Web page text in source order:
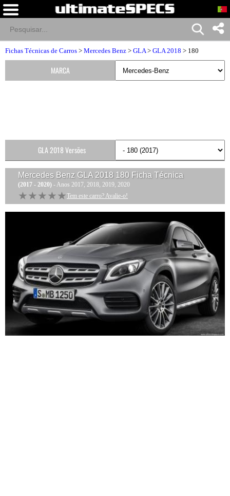
Fichas Técnicas de Carros > Mercedes Benz > GLA> GLA 2018 > 180
Mercedes Benz GLA 2018 180Ficha Técnica
(2017 - 2020) - Anos 2017, 2018, 2019, 2020
★★★★★
★★★★★ Tem este carro? Avalie-o!
MARCA
GLA 2018 Versões